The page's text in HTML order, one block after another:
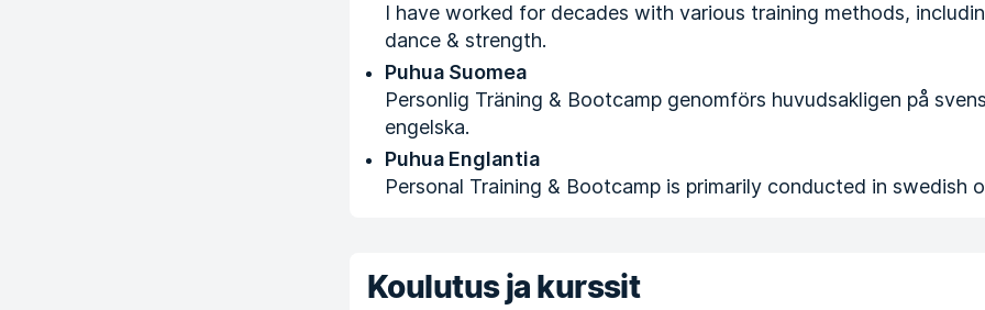
I have worked for decades with various training methods,
dance & strength.
Puhua Suomea
Personlig Träning & Bootcamp genomförs huvudsakligen på
engelska.
Puhua Englantia
Personal Training & Bootcamp is primarily conducted in swedish
Koulutus ja kurssit